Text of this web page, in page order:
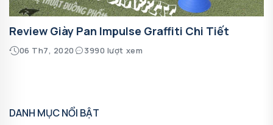
Review Giày Pan Impulse Graffiti Chi Tiết
06 Th7, 2020 3990 lượt xem
DANH MỤC NỔI BẬT